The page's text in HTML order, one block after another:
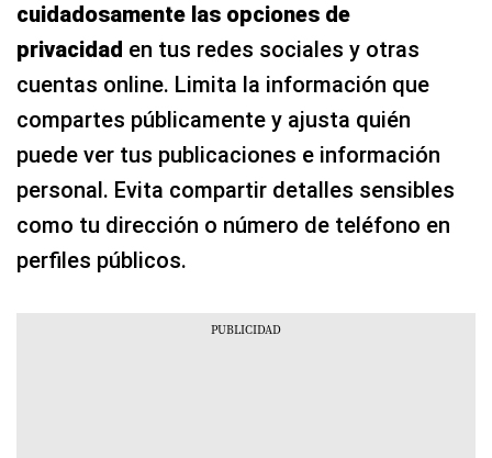
cuidadosamente las opciones de
privacidad en tus redes sociales y otras
cuentas online. Limita la información que
compartes públicamente y ajusta quién
puede ver tus publicaciones e información
personal. Evita compartir detalles sensibles
como tu dirección o número de teléfono en
perfiles públicos.